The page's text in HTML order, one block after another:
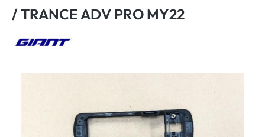
/ TRANCE ADV PRO MY22